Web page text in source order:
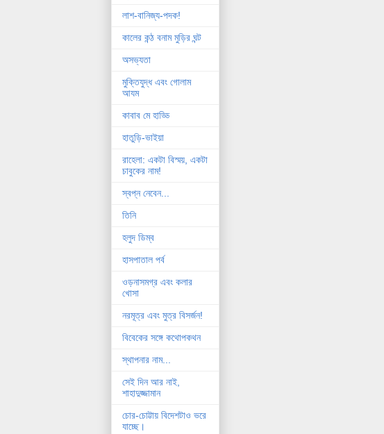
লাশ-বানিজ্য-পদক!
কালের কন্ঠ বনাম মুড়ির ঘন্ট
অসভ্যতা
মুক্তিযুদ্ধ এবং গোলাম
আযম
কাবাব মে হাড্ডি
হাতুড়ি-ভাইয়া
রাহেলা: একটা বিস্ময়, একটা
চাবুকের নাম!
স্বপ্ন নেবেন...
তিনি
হলুদ ডিম্ব
হাসপাতাল পর্ব
ওড়নাসমগ্র এবং কলার
খোসা
নরমূত্র এবং মুত্র বিসর্জন!
বিবেকের সঙ্গে কথোপকথন
স্থাপনার নাম...
সেই দিন আর নাই,
শাহাদুজ্জামান
চোর-চোট্টায় বিদেশটাও ভরে
যাচ্ছে।